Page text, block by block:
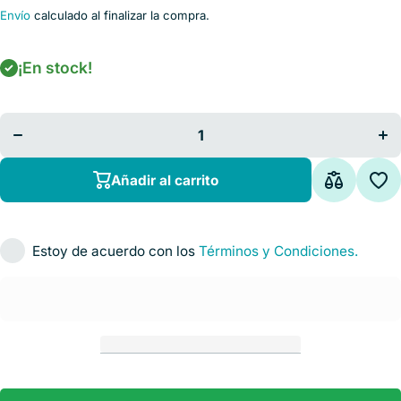
Envío calculado al finalizar la compra.
¡En stock!
DE SODIO AL
DE
Añadir al carrito
Estoy de acuerdo con los Términos y Condiciones.